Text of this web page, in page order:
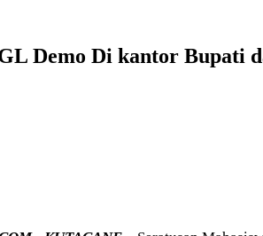
Demo Di kantor Bupati